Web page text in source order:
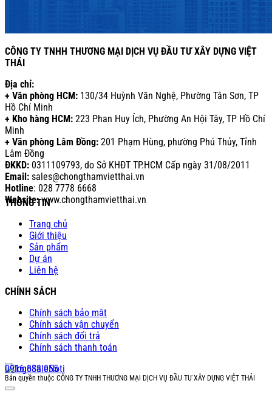
CÔNG TY TNHH THƯƠNG MẠI DỊCH VỤ ĐẦU TƯ XÂY DỰNG VIỆT
THÁI
Địa chỉ:
+ Văn phòng HCM: 130/34 Huỳnh Văn Nghệ, Phường Tân Sơn, TP
Hồ Chí Minh
+ Kho hàng HCM: 223 Phan Huy Ích, Phường An Hội Tây, TP Hồ Chí
Minh
+ Văn phòng Lâm Đồng: 201 Phạm Hùng, phường Phú Thủy, Tỉnh
Lâm Đồng
ĐKKD: 0311109793, do Sở KHĐT TP.HCM Cấp ngày 31/08/2011
Email: sales@chongthamvietthai.vn
Hotline: 028 7778 6668
Website:www.chongthamvietthai.vn
THÔNG TIN
Trang chủ
Giới thiệu
Sản phẩm
Dự án
Liên hệ
CHÍNH SÁCH
Chính sách bảo mật
Chính sách vận chuyển
Chính sách đổi trả
Chính sách thanh toán
0916 888 055
Bản quyền thuộc CÔNG TY TNHH THƯƠNG MẠI DỊCH VỤ ĐẦU TƯ XÂY DỰNG VIỆT THÁI